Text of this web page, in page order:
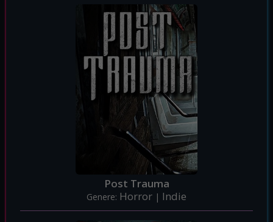
Post Trauma
Genere: Horror | Indie